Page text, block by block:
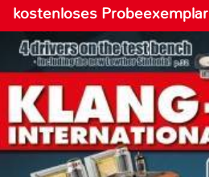
kostenloses Probeexemplar